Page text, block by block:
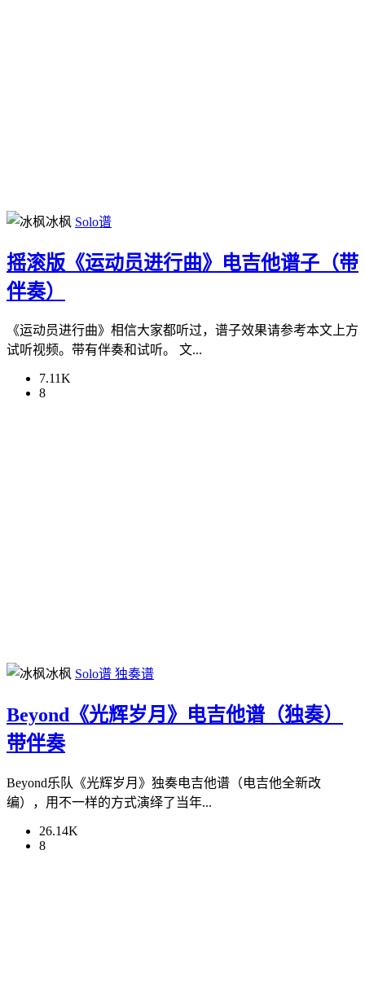
冰枫 Solo谱
摇滚版《运动员进行曲》电吉他谱子（带
伴奏）
《运动员进行曲》相信大家都听过，谱子效果请参考本文上方
试听视频。带有伴奏和试听。 文...
7.11K
8
冰枫 Solo谱 独奏谱
Beyond《光辉岁月》电吉他谱（独奏）
带伴奏
Beyond乐队《光辉岁月》独奏电吉他谱（电吉他全新改
编），用不一样的方式演绎了当年...
26.14K
8